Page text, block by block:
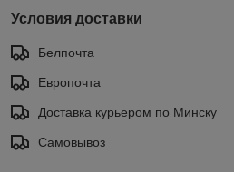
Условия доставки
Белпочта
Европочта
Доставка курьером по Минску
Самовывоз